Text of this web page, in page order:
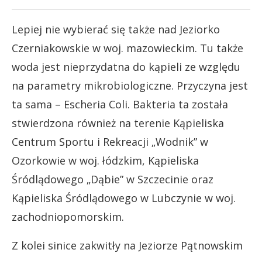
Lepiej nie wybierać się także nad Jeziorko
Czerniakowskie w woj. mazowieckim. Tu także
woda jest nieprzydatna do kąpieli ze względu
na parametry mikrobiologiczne. Przyczyna jest
ta sama – Escheria Coli. Bakteria ta została
stwierdzona również na terenie Kąpieliska
Centrum Sportu i Rekreacji „Wodnik” w
Ozorkowie w woj. łódzkim, Kąpieliska
Śródlądowego „Dąbie” w Szczecinie oraz
Kąpieliska Śródlądowego w Lubczynie w woj.
zachodniopomorskim.
Z kolei sinice zakwitły na Jeziorze Pątnowskim